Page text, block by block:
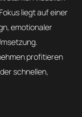
liegt auf einer
emotionaler
profitieren
schnellen,